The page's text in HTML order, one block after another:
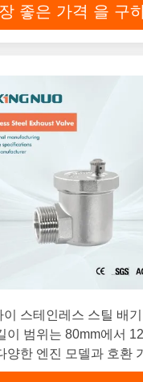
좋은 가격 을 구
이 스테인레스 스틸 배기
이 범위는 80mm에서
양한 엔진 모델과 호환